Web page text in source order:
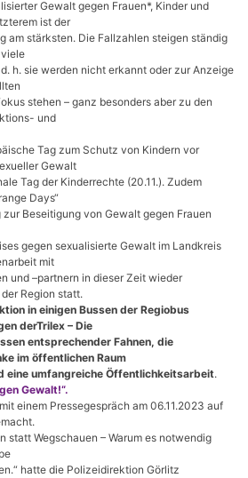
Gewalt gegen Frauen*, Kinder und
ist der
am stärksten. Die Fallzahlen steigen ständig
h. sie werden nicht erkannt oder zur Anzeige
stehen – ganz besonders aber zu den
und
Tag zum Schutz von Kindern vor
Gewalt
Tag der Kinderrechte (20.11.). Zudem
Days“
Beseitigung von Gewalt gegen Frauen
gegen sexualisierte Gewalt im Landkreis
mit
und –partnern in dieser Zeit wieder
Region statt.
in einigen Bussen der Regiobus
derTrilex – Die
entsprechender Fahnen, die
im öffentlichen Raum
eine umfangreiche Öffentlichkeitsarbeit.
Gewalt!“.
einem Pressegespräch am 06.11.2023 auf
statt Wegschauen – Warum es notwendig
hatte die Polizeidirektion Görlitz